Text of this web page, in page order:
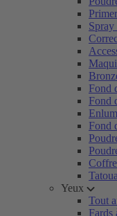
Primer
Fond
Fond
Fond
Yeux
Tout
Fards